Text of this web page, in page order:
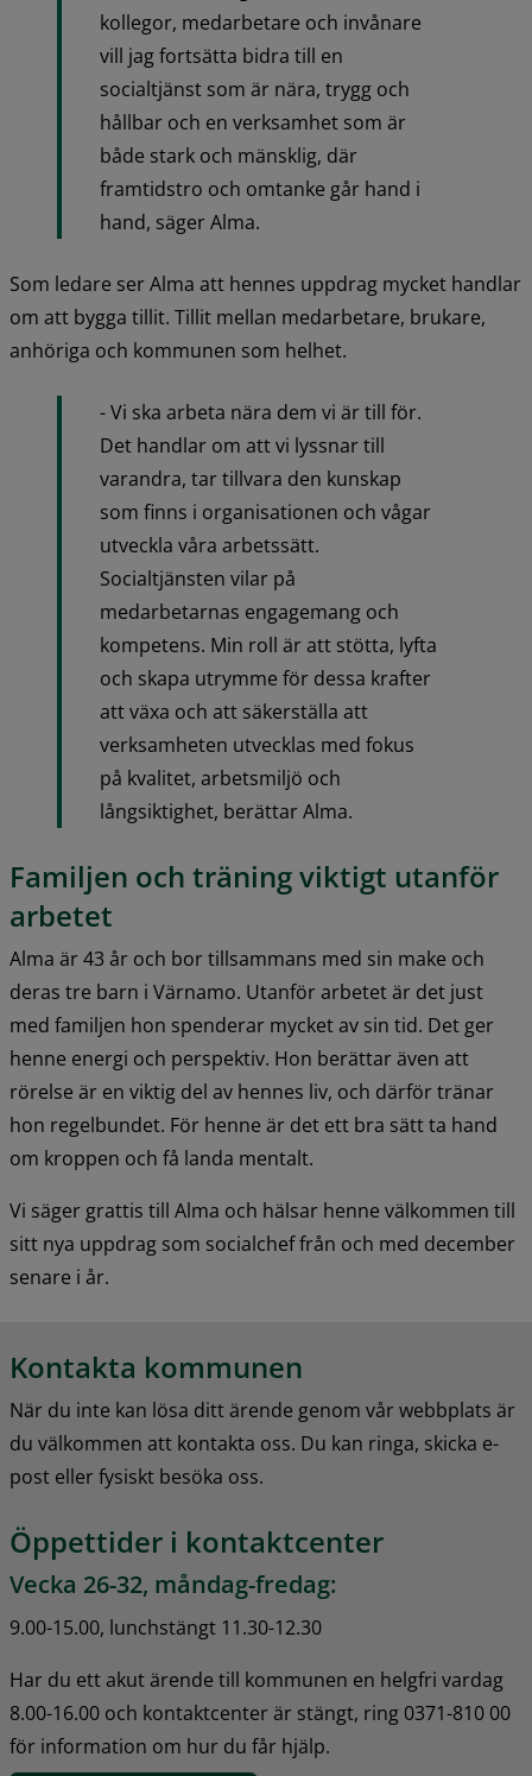
kollegor, medarbetare och invånare
vill jag fortsätta bidra till en
socialtjänst som är nära, trygg och
hållbar och en verksamhet som är
både stark och mänsklig, där
framtidstro och omtanke går hand i
hand, säger Alma.
Som ledare ser Alma att hennes uppdrag mycket handlar
om att bygga tillit. Tillit mellan medarbetare, brukare,
anhöriga och kommunen som helhet.
- Vi ska arbeta nära dem vi är till för.
Det handlar om att vi lyssnar till
varandra, tar tillvara den kunskap
som finns i organisationen och vågar
utveckla våra arbetssätt.
Socialtjänsten vilar på
medarbetarnas engagemang och
kompetens. Min roll är att stötta, lyfta
och skapa utrymme för dessa krafter
att växa och att säkerställa att
verksamheten utvecklas med fokus
på kvalitet, arbetsmiljö och
långsiktighet, berättar Alma.
Familjen och träning viktigt utanför
arbetet
Alma är 43 år och bor tillsammans med sin make och
deras tre barn i Värnamo. Utanför arbetet är det just
med familjen hon spenderar mycket av sin tid. Det ger
henne energi och perspektiv. Hon berättar även att
rörelse är en viktig del av hennes liv, och därför tränar
hon regelbundet. För henne är det ett bra sätt ta hand
om kroppen och få landa mentalt.
Vi säger grattis till Alma och hälsar henne välkommen till
sitt nya uppdrag som socialchef från och med december
senare i år.
Kontakta kommunen
När du inte kan lösa ditt ärende genom vår webbplats är
du välkommen att kontakta oss. Du kan ringa, skicka e-
post eller fysiskt besöka oss.
Öppettider i kontaktcenter
Vecka 26-32, måndag-fredag:
9.00-15.00, lunchstängt 11.30-12.30
Har du ett akut ärende till kommunen en helgfri vardag
8.00-16.00 och kontaktcenter är stängt, ring 0371-810 00
för information om hur du får hjälp.